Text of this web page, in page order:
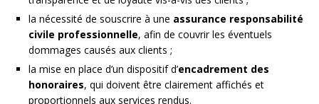
la nécessité de souscrire à une assurance responsabilité
civile professionnelle, afin de couvrir les éventuels
dommages causés aux clients ;
la mise en place d’un dispositif d’encadrement des
honoraires, qui doivent être clairement affichés et
proportionnels aux services rendus.